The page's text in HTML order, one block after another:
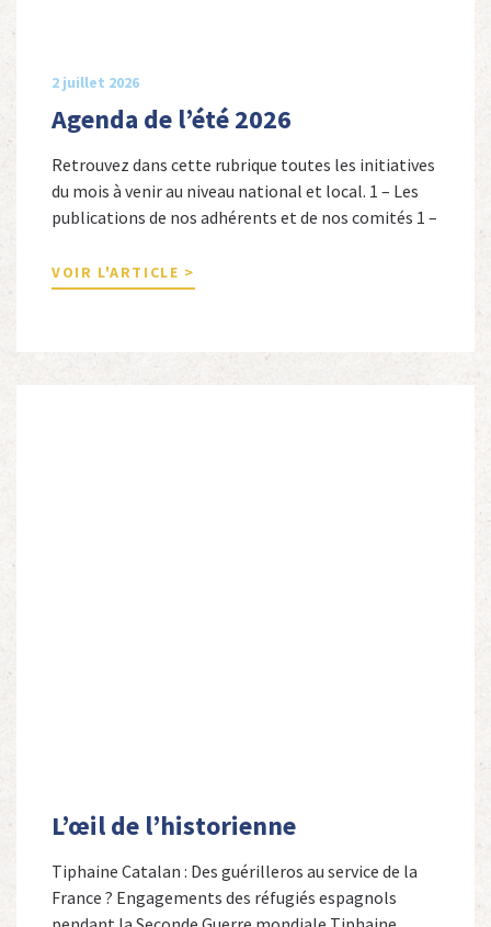
2 juillet 2026
Agenda de l’été 2026
Retrouvez dans cette rubrique toutes les initiatives
du mois à venir au niveau national et local. 1 – Les
publications de nos adhérents et de nos comités 1 –
Cordeboeuf, Christophe Touron et Agnès Dioné,
Nouvelles Sources Éditions, 2026. Ils venaient
autres […]
VOIR L'ARTICLE >
L’œil de l’historienne
Tiphaine Catalan : Des guérilleros au service de la
France ? Engagements des réfugiés espagnols